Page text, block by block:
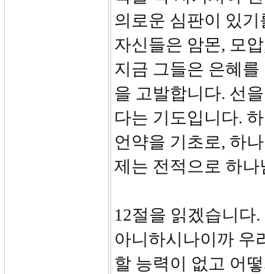
의로운 심판이 있
자신들은 암몬, 모
지금 그들은 은혜
을 고발합니다. 선
다는 기도입니다.
언약을 기초로, 하
제는 전적으로 하
12절을 읽겠습니다
아니하시나이까 우
할 능력이 없고 어